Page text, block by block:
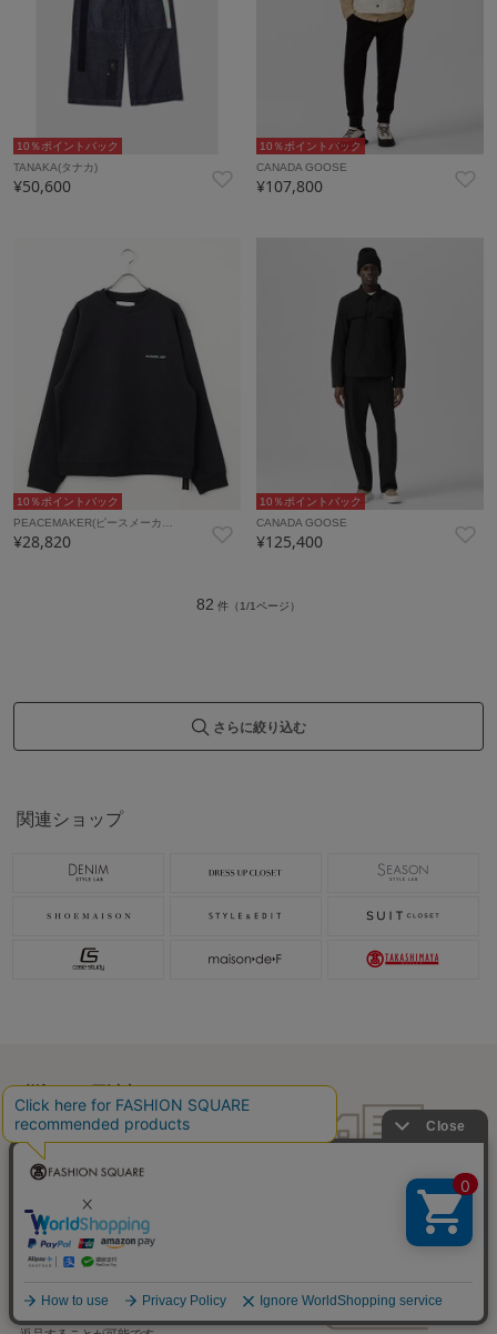
10％ポイントバック
TANAKA(タナカ)
¥50,600
10％ポイントバック
CANADA GOOSE
¥107,800
10％ポイントバック
PEACEMAKER(ピースメーカ…
¥28,820
10％ポイントバック
CANADA GOOSE
¥125,400
82 件（1/1ページ）
さらに絞り込む
関連ショップ
税込5,000円以上で
送料無料
税込5,000円未満で
全国一律715円
返品OK
一部商品を除き、